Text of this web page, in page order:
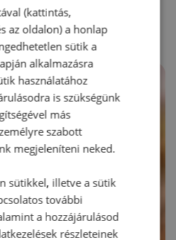
(kattintás,
az oldalon) a honlap
sütik a
alkalmazásra
használatához
is szükségünk
más
szabott
megjeleníteni neked.
sütikkel, illetve a sütik
további
a hozzájárulásod
részleteinek